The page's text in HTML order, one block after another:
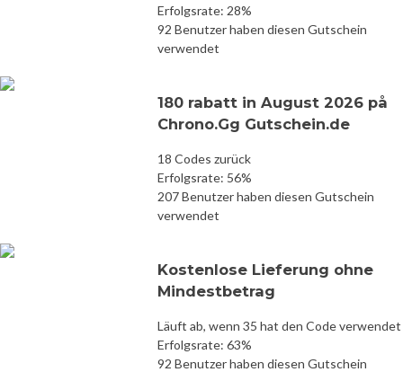
Erfolgsrate: 28%
92 Benutzer haben diesen Gutschein
verwendet
180 rabatt in August 2026 på
Chrono.Gg Gutschein.de
18 Codes zurück
Erfolgsrate: 56%
207 Benutzer haben diesen Gutschein
verwendet
Kostenlose Lieferung ohne
Mindestbetrag
Läuft ab, wenn 35 hat den Code verwendet
Erfolgsrate: 63%
92 Benutzer haben diesen Gutschein